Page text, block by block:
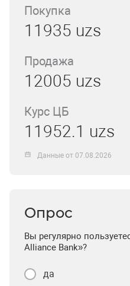
Покупка
11935 uzs
Продажа
12005 uzs
Курс ЦБ
11952.1 uzs
Данные от 07.08.2026
Опрос
Вы регулярно
Alliance Bank»?
да